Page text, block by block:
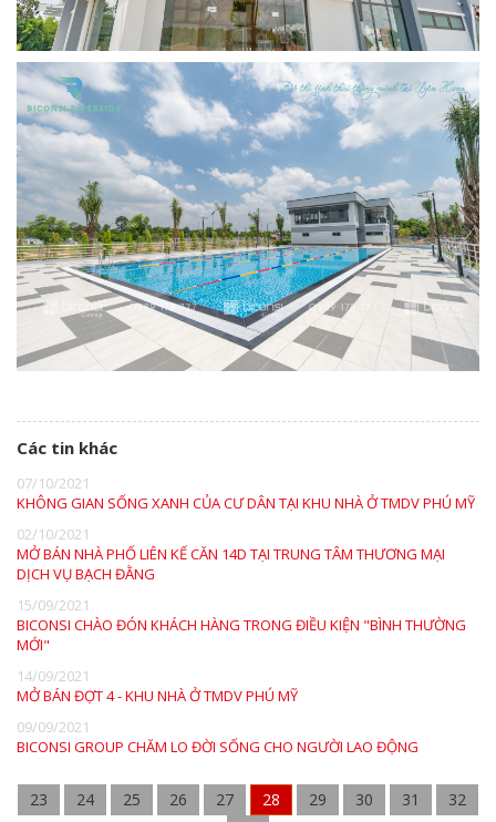
Các tin khác
07/10/2021
KHÔNG GIAN SỐNG XANH CỦA CƯ DÂN TẠI KHU NHÀ Ở TMDV PHÚ MỸ
02/10/2021
MỞ BÁN NHÀ PHỐ LIÊN KẾ CĂN 14D TẠI TRUNG TÂM THƯƠNG MẠI
DỊCH VỤ BẠCH ĐẰNG
15/09/2021
BICONSI CHÀO ĐÓN KHÁCH HÀNG TRONG ĐIỀU KIỆN "BÌNH THƯỜNG
MỚI"
14/09/2021
MỞ BÁN ĐỢT 4 - KHU NHÀ Ở TMDV PHÚ MỸ
09/09/2021
BICONSI GROUP CHĂM LO ĐỜI SỐNG CHO NGƯỜI LAO ĐỘNG
23 24 25 26 27 28 29 30 31
32